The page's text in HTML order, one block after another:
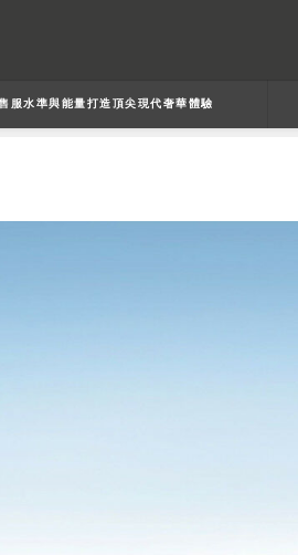
水準與能量打造頂尖現代奢華體驗